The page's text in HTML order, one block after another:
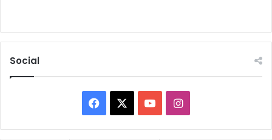
Social
Facebook YouTubeInstagram